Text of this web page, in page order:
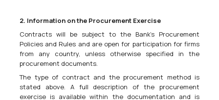
Ა(ა)იპ Ქუთაისის Ი. Ჭავჭავაძის Სახელობის Საჯარო Ბიბლიოთეკა Აცხადებს Ბაზრის
Კვლევას
22100000 - ნაბეჭდი წიგნები, ბროშურები და საინფორმაციო ფურცლები.
ააიპ ქუთაისის ილია ჭავჭავაძის სახელობის საჯარო ბიბლიოთეკა
გეგმავს წიგნების შესყიდვის მიზნით ტენდერის გამოცხადებას.
ტენდერის სავარაუდო ღირებულების
დადგენისათვის.დაინტერესებულ პირებს ვთხოვთ, არაუგვიანეს
2. Information on the Procurement Exercise
Contracts will be subject to the Bank's Procurement
Policies and Rules and are open for participation for firms
from any country, unless otherwise specified in the
procurement documents.
The type of contract and the procurement method is
stated above. A full description of the procurement
exercise is available within the documentation and is